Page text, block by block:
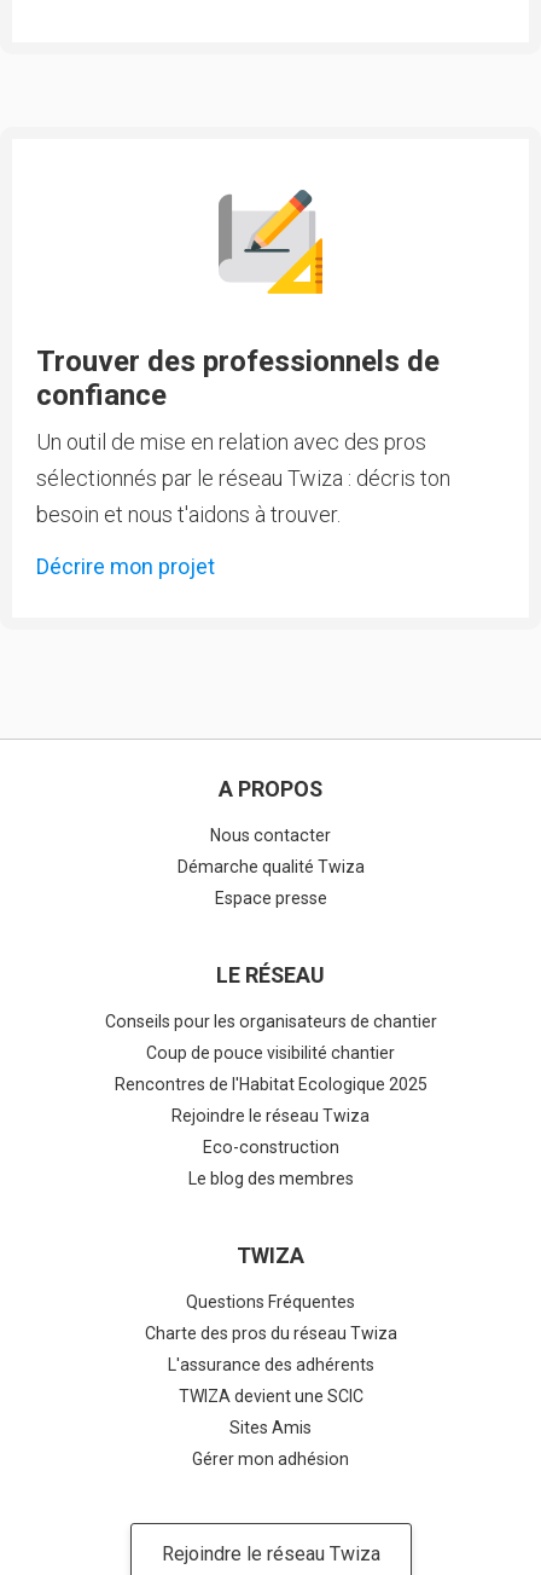
Trouver des professionnels de
confiance
Un outil de mise en relation avec des pros
sélectionnés par le réseau Twiza : décris ton
besoin et nous t'aidons à trouver.
Décrire mon projet
A PROPOS
Nous contacter
Démarche qualité Twiza
Espace presse
LE RÉSEAU
Conseils pour les organisateurs de chantier
Coup de pouce visibilité chantier
Rencontres de l'Habitat Ecologique 2025
Rejoindre le réseau Twiza
Eco-construction
Le blog des membres
TWIZA
Questions Fréquentes
Charte des pros du réseau Twiza
L'assurance des adhérents
TWIZA devient une SCIC
Sites Amis
Gérer mon adhésion
Rejoindre le réseau Twiza